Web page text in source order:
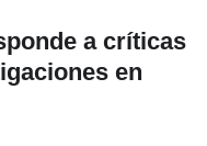
a críticas
en